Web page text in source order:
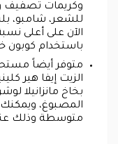
وكريمات
للشعر، شامبو،
الآن على أعلى
باستخدام كوبون
متوفر أيضاً
الزيت إيفا هير
بخاخ مانزانيلا
المصبوغ،
متوسطة وذلك